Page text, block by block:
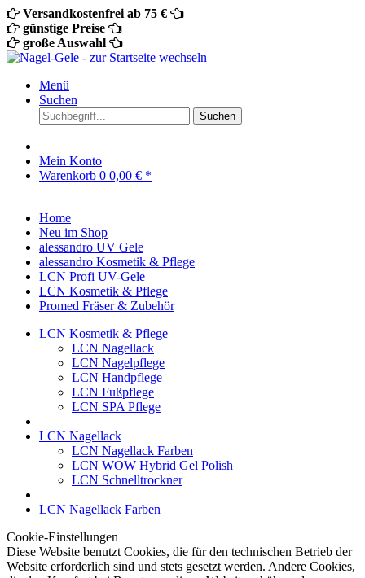
Versandkostenfrei ab 75 €
günstige Preise
große Auswahl
Menü
Suchen
Suchen
Mein Konto
Warenkorb 0 0,00 € *
Home
Neu im Shop
alessandro UV Gele
alessandro Kosmetik & Pflege
LCN Profi UV-Gele
LCN Kosmetik & Pflege
Promed Fräser & Zubehör
LCN Kosmetik & Pflege
LCN Nagellack
LCN Nagelpflege
LCN Handpflege
LCN Fußpflege
LCN SPA Pflege
LCN Nagellack
LCN Nagellack Farben
LCN WOW Hybrid Gel Polish
LCN Schnelltrockner
LCN Nagellack Farben
Cookie-Einstellungen
Diese Website benutzt Cookies, die für den technischen Betrieb der
Website erforderlich sind und stets gesetzt werden. Andere Cookies,